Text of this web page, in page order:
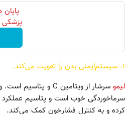
پزشکی
۱. سیستم‌ایمنی بدن را تقویت می‌کند.
لیمو
سرماخوردگی خوب است و پتاسیم عملکرد
کرده و به کنترل فشارخون کمک می‌کند.